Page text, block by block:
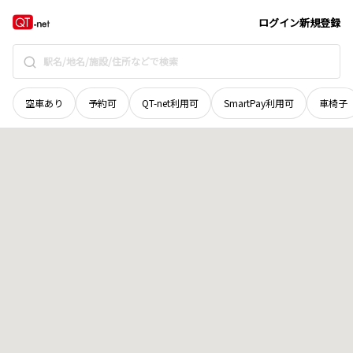
ログイン新規登録
空車あり 予約可 QT-net利用可 SmartPay利用可 車椅子
北海道 地域選択で探す